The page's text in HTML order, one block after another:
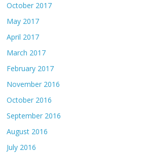
October 2017
May 2017
April 2017
March 2017
February 2017
November 2016
October 2016
September 2016
August 2016
July 2016